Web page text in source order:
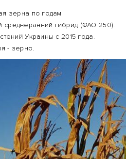
зерна по годам
гибрид (ФАО 250).
Украины с 2015 года.
- зерно.